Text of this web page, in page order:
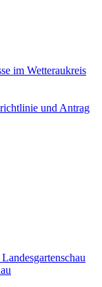
im Wetteraukreis
und Antrag